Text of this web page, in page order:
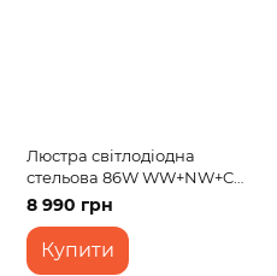
Люстра світлодіодна
стельова 86W WW+NW+CW
BK (WBL-59C/7)
8 990 грн
Купити